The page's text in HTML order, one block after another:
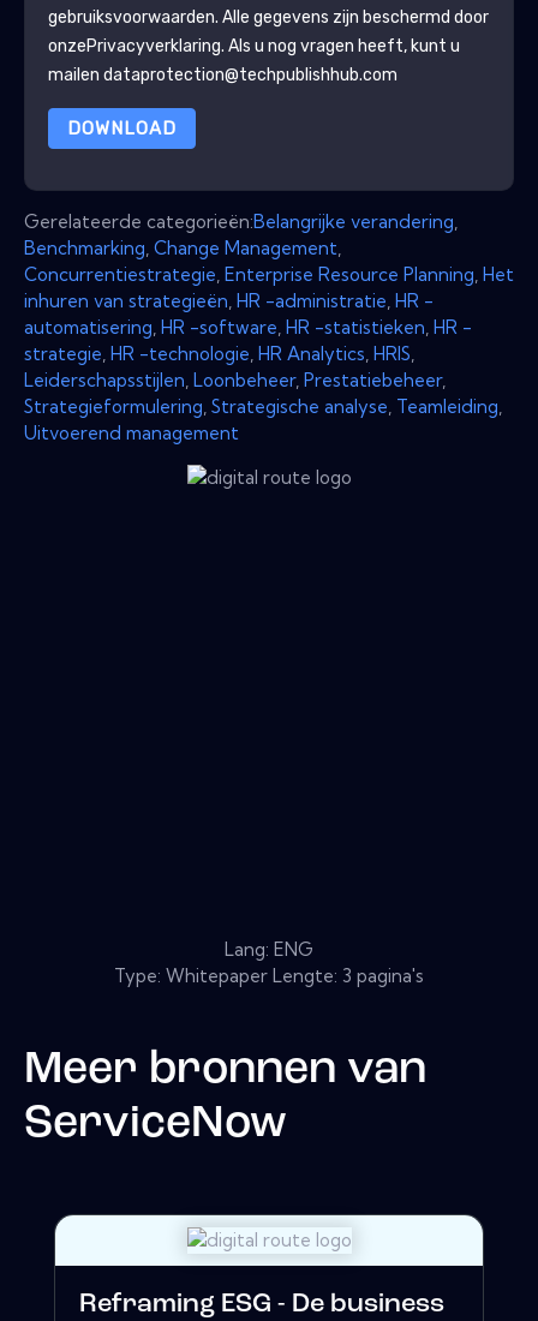
gebruiksvoorwaarden. Alle gegevens zijn beschermd door
onzePrivacyverklaring. Als u nog vragen heeft, kunt u
mailen dataprotection@techpublishhub.com
DOWNLOAD
Gerelateerde categorieën:Belangrijke verandering
Benchmarking Change Management
Concurrentiestrategie Enterprise Resource Planning Het
inhuren van strategieën HR -administratie HR -
automatisering HR -software HR -statistieken HR -
strategie HR -technologie HR Analytics HRIS
Leiderschapsstijlen Loonbeheer, Prestatiebeheer,
Strategieformulering Strategische analyse Teamleiding
Uitvoerend management
Lang: ENG
Type: Whitepaper Lengte: 3 pagina's
Meer bronnen van
ServiceNow
Reframing ESG - De business